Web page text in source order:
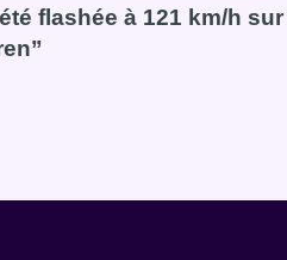
flashée à 121 km/h sur
contrôles de vitesse ce week-